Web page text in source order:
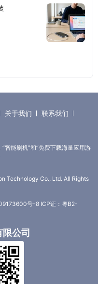
关于我们
联系我们
智能刷机”和“免费下载海量应用游
Technology Co., Ltd. All Rights
号-8 ICP证：粤B2-
公司